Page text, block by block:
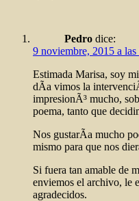
Pedro dice:
9 noviembre, 2015 a
Estimada Marisa, soy
dÃ­a vimos la
impresionÃ³ mucho,
poema, tanto que
Nos gustarÃ­a mucho
mismo para que nos
Si fuera tan amable de
enviemos el archivo, le
agradecidos.